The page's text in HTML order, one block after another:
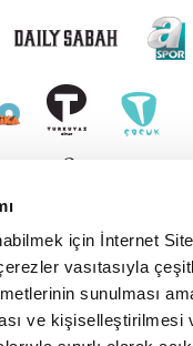
için İnternet
vasıtasıyla
sunulması
ve